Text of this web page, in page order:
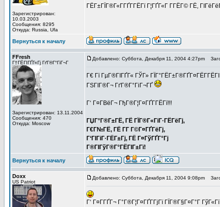
Зарегистрирован:
10.03.2003
Сообщения: 8295
Откуда: Russia, Ufa
ГЁГ±ГЇГ®Г«Г­ГҐГ­ГЁГї Г¦ГҐГ«Г Г­ГЁГ© ГЁ,
Вернуться к началу
FFresh
Г†ГЁГІГҐГ«Гј ГґГ®Г°ГіГ¬Г
Зарегистрирован: 13.11.2004
Сообщения: 470
Откуда: Moscow
Добавлено: Суббота, Декабря 11, 2004 4:27pm
Г€ Гї ГµГ®ГІГҐГ« ГЎГ»
ГЅГІГ®Г¬ ГґГ®Г°ГіГ¬ГҐ
Г‘ Г¤Г­ВёГ¬ ГђГ®Г¦Г¤ГҐГ­ГЁГї!!!
ГЏГ°Г®Г±ГЁ, ГЁ ГЇГ®Г«ГіГ·ГЁГёГј,
Г€Г№ГЁ, ГЁ Г­Г Г©Г¤ГҐГёГј,
Г‘ГІГіГ·ГЁГ±Гј, ГЁ Г¤ГўГҐГ°Гј
Г®ГІГўГ®Г°ГЁГІГ±Гї!
Вернуться к началу
Doxx
US Patriot
Добавлено: Суббота, Декабря 11, 2004 9:08pm
Г‘ Г¤Г­ГҐГ¬ Г°Г®Г¦Г¤ГҐГ­ГјГї ГЇГ®Г§Г¤Г°Г